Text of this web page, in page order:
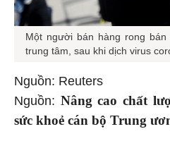
Một người bán hàng rong
trung tâm, sau khi dịch virus
Nguồn: Reuters
Nguồn: Nâng cao chất
sức khoẻ cán bộ Trung